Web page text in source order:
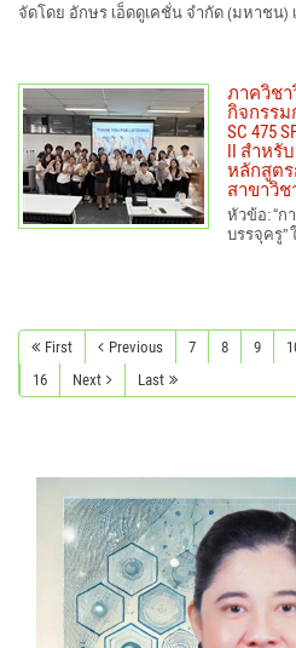
จัดโดย อักษร เอ็ดดูเคชั่น จำกัด (มหาชน)
ภาควิช
กิจกรรม
SC 475
II สำหรั
หลักสูต
สาขาวิ
หัวข้อ: “
บรรจุครู”
First Previous 7 8 9
16
Next Last